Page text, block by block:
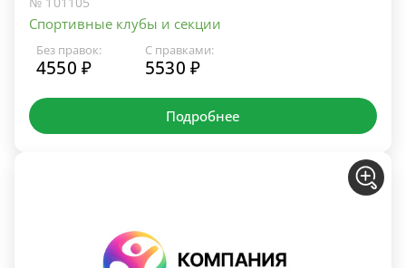
Спортивные клубы и секции
Без правок:
4550 ₽
С правками:
5530 ₽
Подробнее